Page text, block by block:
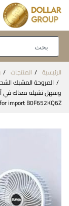
الرئيسية المنتجات
المروحة المشبك
for import B0F652KQ6Z